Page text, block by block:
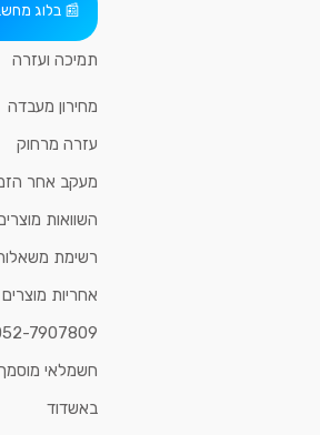
בלוג
תמיכה ועזרה
מחירון מעבדה
עזרה מרחוק
מעקב אחר
השוואות
רשימת
אחריות מוצרים
7907809
חשמלאי
באשדוד